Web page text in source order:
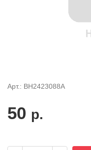
Арт.: BH2423088A
50 р.